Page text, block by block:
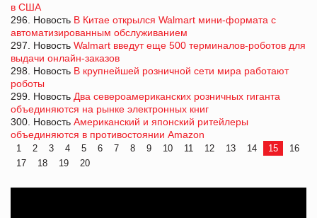
в США
296. Новость В Китае открылся Walmart мини-формата с
автоматизированным обслуживанием
297. Новость Walmart введут еще 500 терминалов-роботов для
выдачи онлайн-заказов
298. Новость В крупнейшей розничной сети мира работают
роботы
299. Новость Два североамериканских розничных гиганта
объединяются на рынке электронных книг
300. Новость Американский и японcкий ритейлеры
объединяются в противостоянии Amazon
1 2 3 4 5 6 7 8 9 10 11 12 13 14 15
16
17
18 19 20